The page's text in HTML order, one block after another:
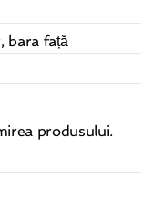
bara față
produsului.